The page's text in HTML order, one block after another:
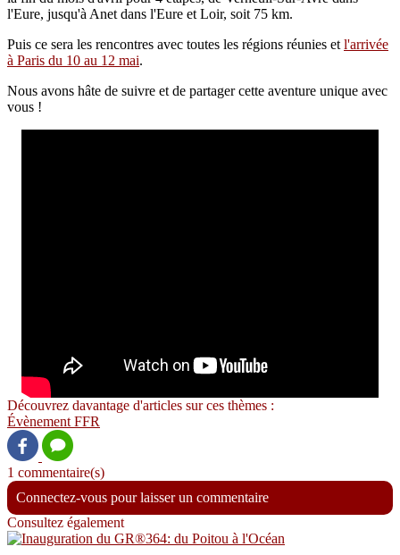
l'Eure, jusqu'à Anet dans l'Eure et Loir, soit 75 km.
Puis ce sera les rencontres avec toutes les régions réunies etl'arrivée
à Paris du 10 au 12 mai.
Nous avons hâte de suivre et de partager cette aventure unique avec
vous !
Découvrez davantage d'articles sur ces thèmes :
ÉvènementFFR
1 commentaire(s)
Connectez-vous pour laisser un commentaire
Consultez également